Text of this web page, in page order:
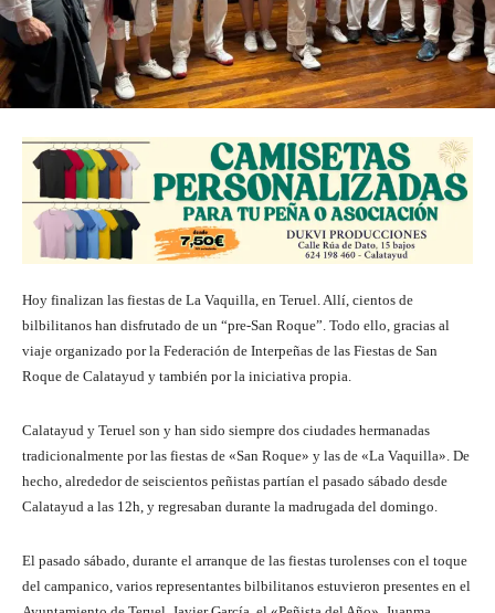
Hoy finalizan las fiestas de La Vaquilla, en Teruel. Allí, cientos de
bilbilitanos han disfrutado de un “pre-San Roque”. Todo ello, gracias al
viaje organizado por la Federación de Interpeñas de las Fiestas de San
Roque de Calatayud y también por la iniciativa propia.
Calatayud y Teruel son y han sido siempre dos ciudades hermanadas
tradicionalmente por las fiestas de «San Roque» y las de «La Vaquilla». De
hecho, alrededor de seiscientos peñistas partían el pasado sábado desde
Calatayud a las 12h, y regresaban durante la madrugada del domingo.
El pasado sábado, durante el arranque de las fiestas turolenses con el toque
del campanico, varios representantes bilbilitanos estuvieron presentes en el